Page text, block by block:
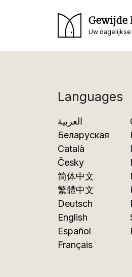
Gewijde
Uw
Languages
العربية
Беларуская
Català
Česky
简体中文
繁體中文
Deutsch
English
Español
Français